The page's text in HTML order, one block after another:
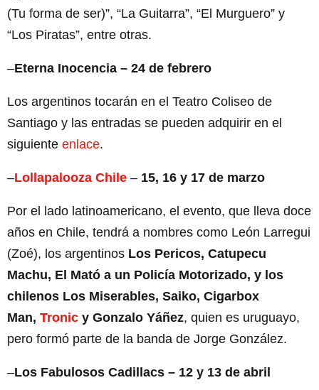
(Tu forma de ser)”, “La Guitarra”, “El Murguero” y
“Los Piratas”, entre otras.
–Eterna Inocencia – 24 de febrero
Los argentinos tocarán en el Teatro Coliseo de
Santiago y las entradas se pueden adquirir en el
siguiente enlace.
–Lollapalooza Chile – 15, 16 y 17 de marzo
Por el lado latinoamericano, el evento, que lleva doce
años en Chile, tendrá a nombres como León Larregui
(Zoé), los argentinos Los Pericos, Catupecu
Machu, El Mató a un Policía Motorizado, y los
chilenos Los Miserables, Saiko, Cigarbox
Man, Tronic y Gonzalo Yáñez, quien es uruguayo,
pero formó parte de la banda de Jorge González.
–Los Fabulosos Cadillacs – 12 y 13 de abril